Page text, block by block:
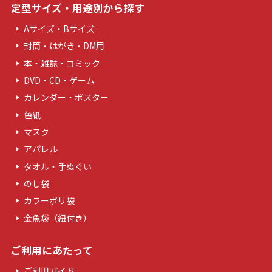
定型サイズ・用途別から探す
Aサイズ・Bサイズ
封筒・はがき・DM用
本・雑誌・コミック
DVD・CD・ゲーム
カレンダー・ポスター
色紙
マスク
アパレル
タオル・手ぬぐい
のし袋
カラーポリ袋
金魚袋（紐付き）
ご利用にあたって